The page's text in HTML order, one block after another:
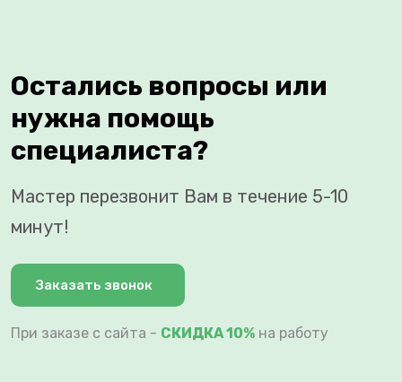
Остались вопросы или
нужна помощь
специалиста?
Мастер перезвонит Вам в течение 5-10
минут!
Заказать звонок
При заказе с сайта - СКИДКА 10% на работу